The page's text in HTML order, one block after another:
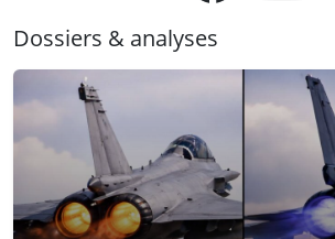
Dossiers & analyses